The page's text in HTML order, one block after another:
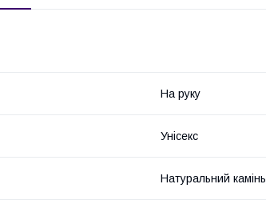
На руку
Унісекс
Натуральний камінь